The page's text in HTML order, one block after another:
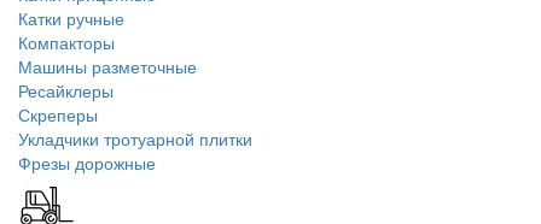
Катки ручные
Компакторы
Машины разметочные
Ресайклеры
Скреперы
Укладчики тротуарной плитки
Фрезы дорожные